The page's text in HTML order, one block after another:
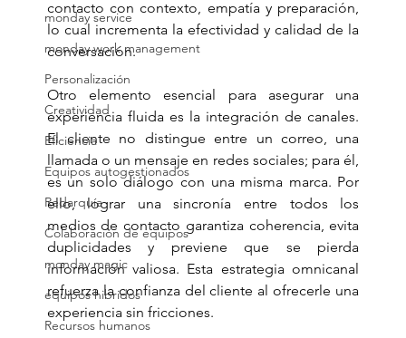
monday service
monday work management
Personalización
Creatividad
Eficiencia
Equipos autogestionados
Redarquía
Colaboración de equipos
monday magic
equipos hibridos
Recursos humanos
contacto con contexto, empatía y preparación,
lo cual incrementa la efectividad y calidad de la
conversación.
Otro elemento esencial para asegurar una
experiencia fluida es la integración de canales.
El cliente no distingue entre un correo, una
llamada o un mensaje en redes sociales; para él,
es un solo diálogo con una misma marca. Por
ello, lograr una sincronía entre todos los
medios de contacto garantiza coherencia, evita
duplicidades y previene que se pierda
información valiosa. Esta estrategia omnicanal
refuerza la confianza del cliente al ofrecerle una
experiencia sin fricciones.